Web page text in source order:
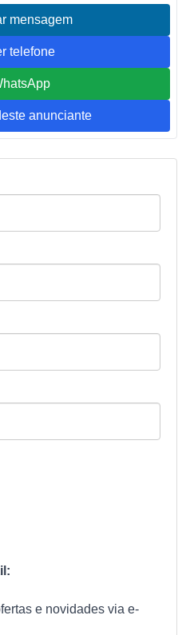
mensagem
telefone
anunciante
e novidades via e-